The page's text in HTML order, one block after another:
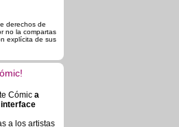
derechos de
no la compartas
explícita de sus
Cómic a
a los artistas